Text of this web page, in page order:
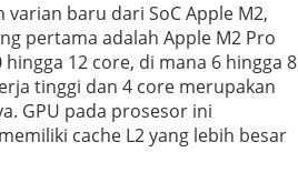
baru dari SoC Apple M2,
pertama adalah Apple M2 Pro
12 core, di mana 6 hingga 8
tinggi dan 4 core merupakan
GPU pada prosesor ini
cache L2 yang lebih besar